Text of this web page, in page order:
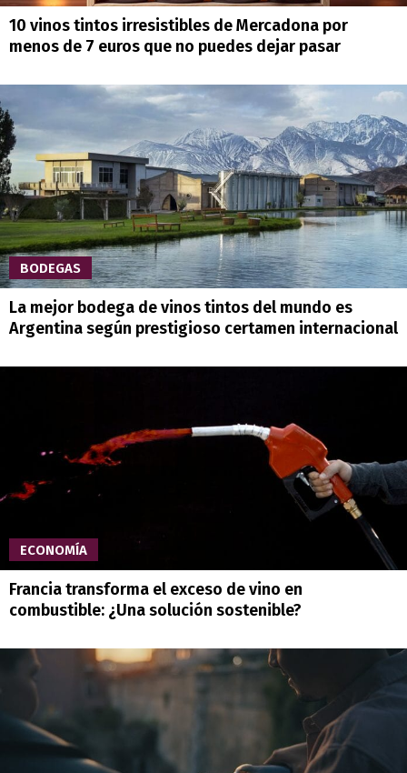
10 vinos tintos irresistibles de Mercadona por
menos de 7 euros que no puedes dejar pasar
BODEGAS
La mejor bodega de vinos tintos del mundo es
Argentina según prestigioso certamen internacional
ECONOMÍA
Francia transforma el exceso de vino en
combustible: ¿Una solución sostenible?